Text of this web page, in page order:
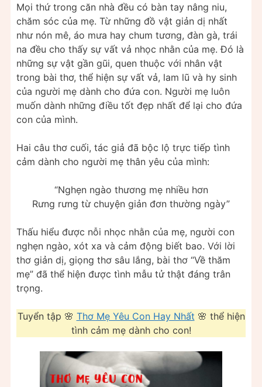
Mọi thứ trong căn nhà đều có bàn tay nâng niu,
chăm sóc của mẹ. Từ những đồ vật giản dị nhất
như nón mê, áo mưa hay chum tương, đàn gà, trái
na đều cho thấy sự vất vả nhọc nhằn của mẹ. Đó là
những sự vật gần gũi, quen thuộc với nhân vật
trong bài thơ, thể hiện sự vất vả, lam lũ và hy sinh
của người mẹ dành cho đứa con. Người mẹ luôn
muốn dành những điều tốt đẹp nhất để lại cho đứa
con của mình.
Hai câu thơ cuối, tác giả đã bộc lộ trực tiếp tình
cảm dành cho người mẹ thân yêu của mình:
“Nghẹn ngào thương mẹ nhiều hơn
Rưng rưng từ chuyện giản đơn thường ngày”
Thấu hiểu được nỗi nhọc nhằn của mẹ, người con
nghẹn ngào, xót xa và cảm động biết bao. Với lời
thơ giản dị, giọng thơ sâu lắng, bài thơ “Về thăm
mẹ” đã thể hiện được tình mẫu tử thật đáng trân
trọng.
Tuyển tập 🌸 Thơ Mẹ Yêu Con Hay Nhất 🌸 thể hiện
tình cảm mẹ dành cho con!